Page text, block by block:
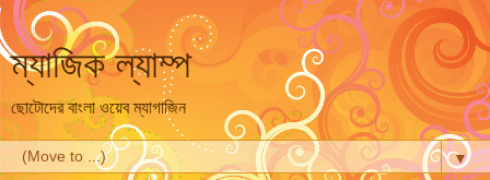
ম্যাজিক ল্যাম্প
ছোটোদের বাংলা ওয়েব ম্যাগাজিন
▼